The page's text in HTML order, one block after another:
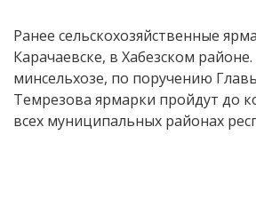
Ранее сельскохозяйственные
Карачаевске, в Хабезском
минсельхозе, по поручению
Темрезова ярмарки пройдут до
всех муниципальных районах